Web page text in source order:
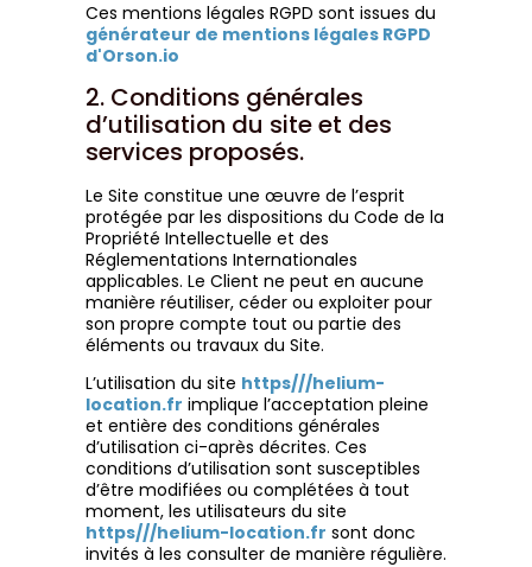
Ces mentions légales RGPD sont issues du
générateur de mentions légales RGPD
d'Orson.io
2. Conditions générales
d’utilisation du site et des
services proposés.
Le Site constitue une œuvre de l’esprit
protégée par les dispositions du Code de la
Propriété Intellectuelle et des
Réglementations Internationales
applicables. Le Client ne peut en aucune
manière réutiliser, céder ou exploiter pour
son propre compte tout ou partie des
éléments ou travaux du Site.
L’utilisation du site https///helium-
location.fr implique l’acceptation pleine
et entière des conditions générales
d’utilisation ci-après décrites. Ces
conditions d’utilisation sont susceptibles
d’être modifiées ou complétées à tout
moment, les utilisateurs du site
https///helium-location.fr sont donc
invités à les consulter de manière régulière.